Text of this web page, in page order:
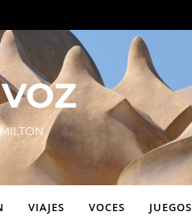
VIAJES VOCES JUEGOS